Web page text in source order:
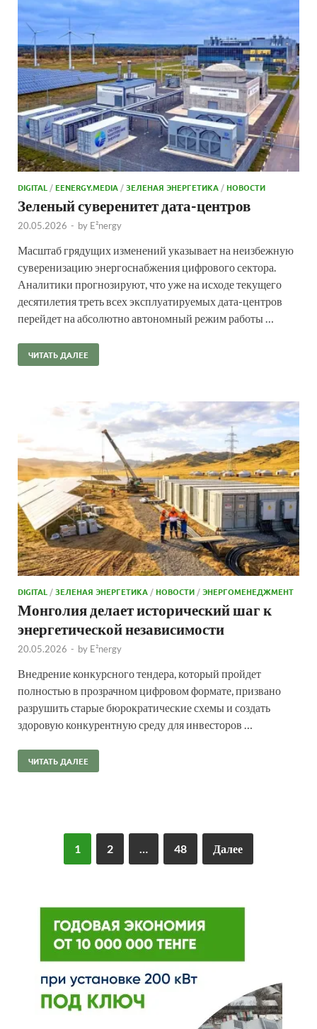
DIGITAL/EENERGY.MEDIA/ЗЕЛЕНАЯ ЭНЕРГЕТИКА/НОВОСТИ
Зеленый суверенитет дата-центров
20.05.2026 - by E²nergy
Масштаб грядущих изменений указывает на неизбежную
суверенизацию энергоснабжения цифрового сектора.
Аналитики прогнозируют, что уже на исходе текущего
десятилетия треть всех эксплуатируемых дата-центров
перейдет на абсолютно автономный режим работы …
ЧИТАТЬ ДАЛЕЕ
DIGITAL /ЗЕЛЕНАЯ ЭНЕРГЕТИКА /НОВОСТИ /ЭНЕРГОМЕНЕДЖМЕНТ
Монголия делает исторический шаг к
энергетической независимости
20.05.2026 - by E²nergy
Внедрение конкурсного тендера, который пройдет
полностью в прозрачном цифровом формате, призвано
разрушить старые бюрократические схемы и создать
здоровую конкурентную среду для инвесторов …
ЧИТАТЬ ДАЛЕЕ
1 2 … 48 Далее